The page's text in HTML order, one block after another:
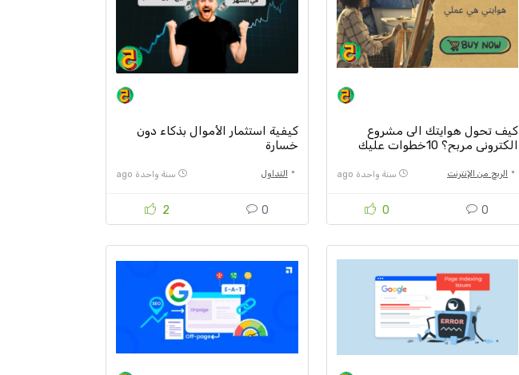
كيف تحول هوايتك الى مشروع
الكتروني مربح؟ 10خطوات عليك
الربح من الإنترنت سنة واحدة ago
0 0
كيفية استثمار الأموال بذكاء دون
خسارة
التداول سنة واحدة ago
2 0